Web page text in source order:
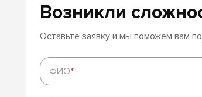
Возникли
Оставьте заявку и мы поможем вам
ФИО*
ФИО*